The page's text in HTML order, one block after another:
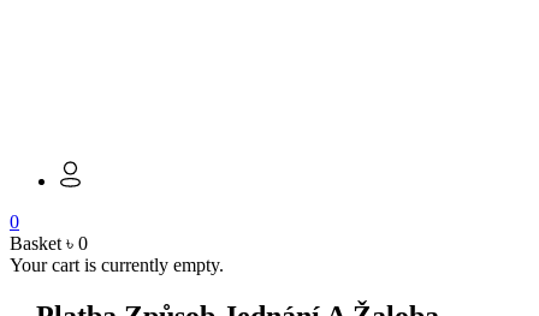
0
Basket ৳ 0
Your cart is currently empty.